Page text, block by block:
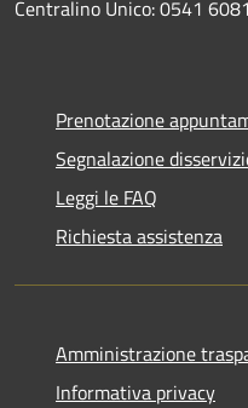
Centralino Unico: 0541
Prenotazione
Segnalazione
Leggi le FAQ
Richiesta assistenza
Amministrazione
Informativa privacy